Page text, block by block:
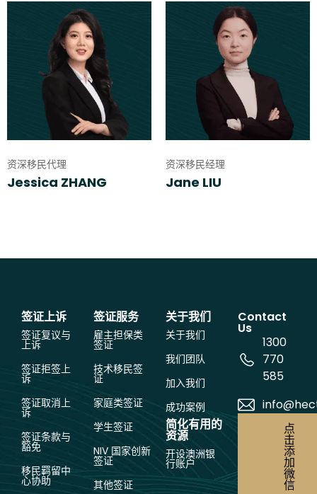
资深移民代理
Jessica ZHANG
资深移民经理
Jane LIU
签证上诉
签证复议与
上诉
签证拒签上
诉
签证取消上
诉
签证条款与
豁免
移民羁留中
心协助
签证服务
雇主担保类
签证
技术移民签
证
家庭类签证
学生签证
NIV 国家创新
签证
其他签证
关于我们
关于我们
我们团队
加入我们
成功案例
简化有用的
资源
开设澳洲银
行账户
Contact
Us
1300
770
585
点
击
添
加
微
信